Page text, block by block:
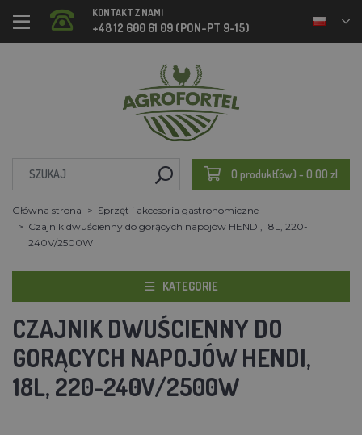
KONTAKT Z NAMI
+48 12 600 61 09 (PON-PT 9-15)
0 produkt(ów) - 0.00 zl
Główna strona
Sprzęt i akcesoria gastronomiczne
Czajnik dwuścienny do gorących napojów HENDI, 18L, 220-
240V/2500W
KATEGORIE
CZAJNIK DWUŚCIENNY DO
GORĄCYCH NAPOJÓW HENDI,
18L, 220-240V/2500W